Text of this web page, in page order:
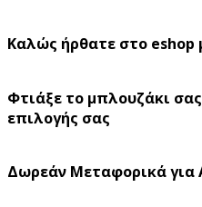
Καλώς ήρθατε στο eshop
Φτιάξε το μπλουζάκι
επιλογής σας
Δωρεάν Μεταφορικά για